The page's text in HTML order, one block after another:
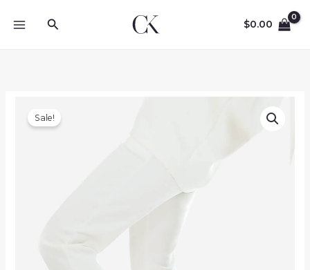
Search $0.00
Sale!